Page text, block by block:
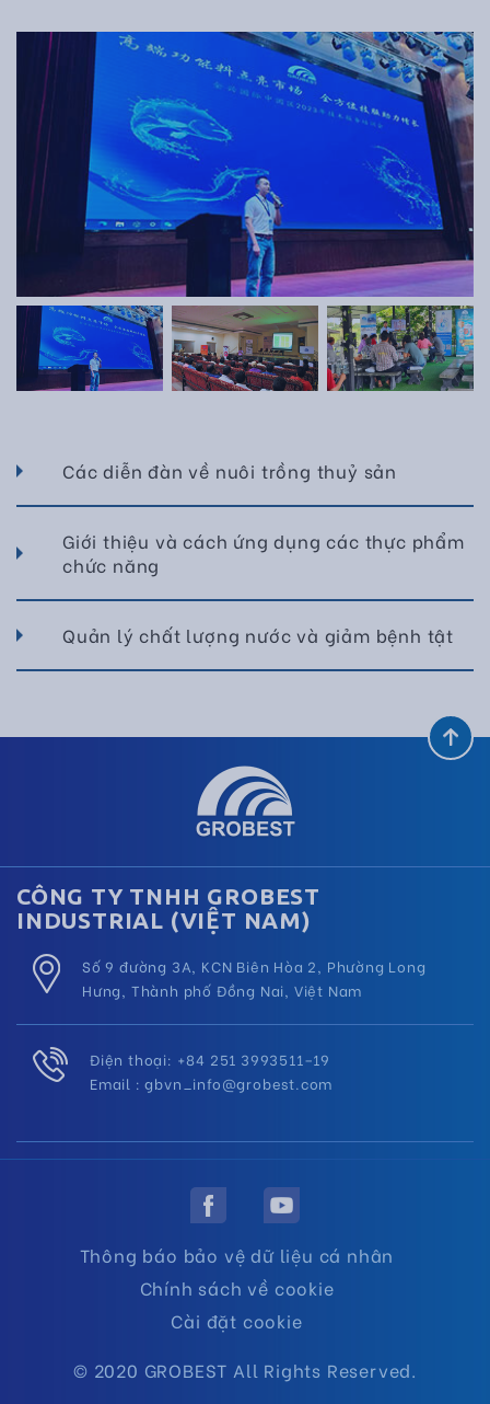
Các diễn đàn về nuôi trồng thuỷ sản
Giới thiệu và cách ứng dụng các thực phẩm
chức năng
Quản lý chất lượng nước và giảm bệnh tật
CÔNG TY TNHH GROBEST
INDUSTRIAL (VIỆT NAM)
Số 9 đường 3A, KCN Biên Hòa 2, Phường Long
Hưng, Thành phố Đồng Nai, Việt Nam
Điện thoại: +84 251 3993511–19
Email :gbvn_info@grobest.com
Thông báo bảo vệ dữ liệu cá nhân
Chính sách về cookie
Cài đặt cookie
© 2020 GROBEST All Rights Reserved.